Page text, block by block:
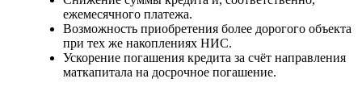
ежемесячного платежа.
Возможность приобретения более дорогого объекта
при тех же накоплениях НИС.
Ускорение погашения кредита за счёт направления
маткапитала на досрочное погашение.